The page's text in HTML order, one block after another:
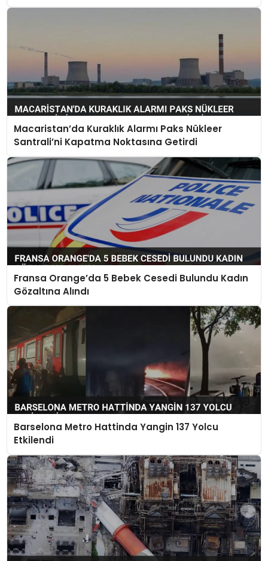
Macaristan’da Kuraklık Alarmı Paks Nükleer
Santrali’ni Kapatma Noktasına Getirdi
Fransa Orange’da 5 Bebek Cesedi Bulundu Kadın
Gözaltına Alındı
Barselona Metro Hattinda Yangin 137 Yolcu
Etkilendi